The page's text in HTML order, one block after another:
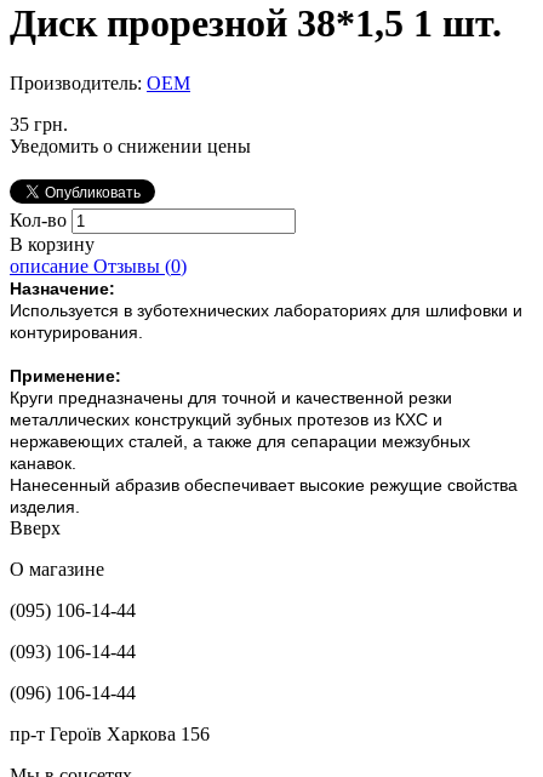
Диск прорезной 38*1,5 1 шт.
Производитель: ОЕМ
35 грн.
Уведомить о снижении цены
Кол-во
В корзину
описание Отзывы (0)
Назначение:
Используется в зуботехнических лабораториях для шлифовки и
контурирования.
Применение:
Круги предназначены для точной и качественной резки
металлических конструкций зубных протезов из КХС и
нержавеющих сталей, а также для сепарации межзубных
канавок.
Нанесенный абразив обеспечивает высокие режущие свойства
изделия.
Вверх
О магазине
(095) 106-14-44
(093) 106-14-44
(096) 106-14-44
пр-т Героїв Харкова 156